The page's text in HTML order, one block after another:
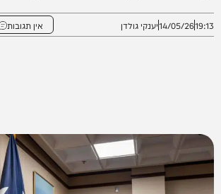
19:13
14/05/26יענקי גולדן אין תגובות